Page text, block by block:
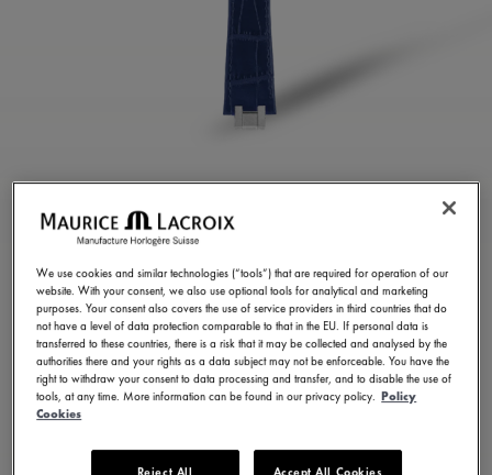
BRACELET EN CUIR DE
VEAU BLEU
ML823-005052
240,00 CHF TVA incluse
TROUVER UN MAGASIN
3 - 5 jours de livraison
We use cookies and similar technologies (“tools”) that are required for operation of our
website. With your consent, we also use optional tools for analytical and marketing
purposes. Your consent also covers the use of service providers in third countries that do
not have a level of data protection comparable to that in the EU. If personal data is
transferred to these countries, there is a risk that it may be collected and analysed by the
authorities there and your rights as a data subject may not be enforceable. You have the
right to withdraw your consent to data processing and transfer, and to disable the use of
tools, at any time. More information can be found in our privacy policy. Policy
Cookies